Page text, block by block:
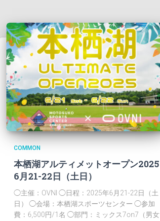
COMMON
本栖湖アルティメットオープン2025
6月21-22日（土日）
◯主催：OVNI ◯日程：2025年6月21-22日（土
日） ◯会場：本栖湖スポーツセンター ◯参加
費：6,500円/1名 ◯部門：ミックス7on7（男女